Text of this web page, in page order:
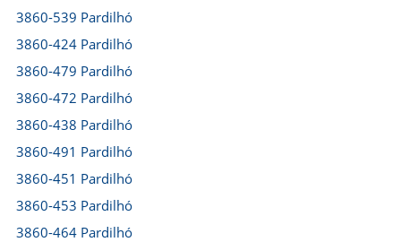
3860-539 Pardilhó
3860-424 Pardilhó
3860-479 Pardilhó
3860-472 Pardilhó
3860-438 Pardilhó
3860-491 Pardilhó
3860-451 Pardilhó
3860-453 Pardilhó
3860-464 Pardilhó